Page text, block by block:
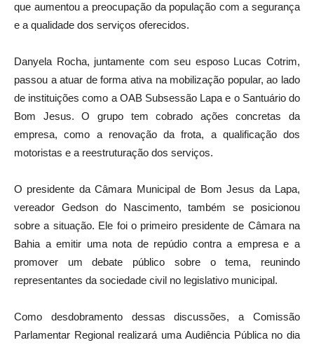
que aumentou a preocupação da população com a segurança
e a qualidade dos serviços oferecidos.
Danyela Rocha, juntamente com seu esposo Lucas Cotrim,
passou a atuar de forma ativa na mobilização popular, ao lado
de instituições como a OAB Subsessão Lapa e o Santuário do
Bom Jesus. O grupo tem cobrado ações concretas da
empresa, como a renovação da frota, a qualificação dos
motoristas e a reestruturação dos serviços.
O presidente da Câmara Municipal de Bom Jesus da Lapa,
vereador Gedson do Nascimento, também se posicionou
sobre a situação. Ele foi o primeiro presidente de Câmara na
Bahia a emitir uma nota de repúdio contra a empresa e a
promover um debate público sobre o tema, reunindo
representantes da sociedade civil no legislativo municipal.
Como desdobramento dessas discussões, a Comissão
Parlamentar Regional realizará uma Audiência Pública no dia